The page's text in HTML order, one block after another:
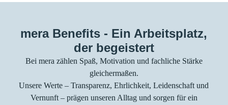
mera Benefits - Ein Arbeitsplatz,
der begeistert
Bei mera zählen Spaß, Motivation und fachliche Stärke
gleichermaßen.
Unsere Werte – Transparenz, Ehrlichkeit, Leidenschaft und
Vernunft – prägen unseren Alltag und sorgen für ein